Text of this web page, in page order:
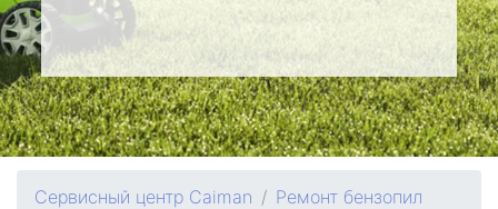
Сервисный центр Caiman
Ремонт бензопил